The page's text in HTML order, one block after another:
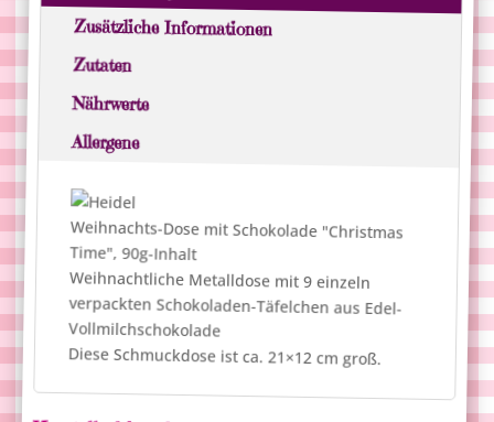
Zusätzliche Informationen
Zutaten
Nährwerte
Allergene
Weihnachts-Dose mit Schokolade "Christmas
Time", 90g-Inhalt
Weihnachtliche Metalldose mit 9 einzeln
verpackten Schokoladen-Täfelchen aus Edel-
Vollmilchschokolade
Diese Schmuckdose ist ca. 21×12 cm groß.